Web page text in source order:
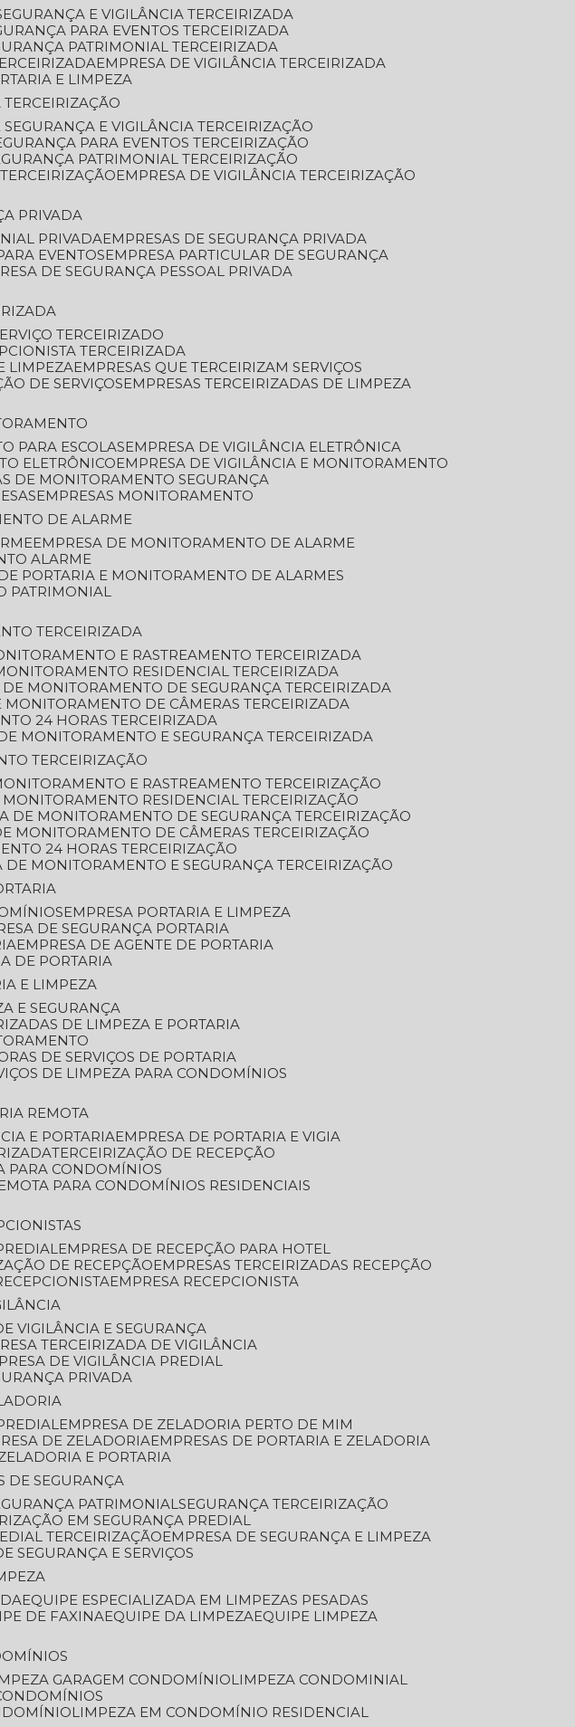
E VIGILÂNCIA TERCEIRIZADA
PARA EVENTOS TERCEIRIZADA
PATRIMONIAL TERCEIRIZADA
EMPRESA DE VIGILÂNCIA TERCEIRIZADA
E LIMPEZA
TERCEIRIZAÇÃO
SEGURANÇA E VIGILÂNCIA TERCEIRIZAÇÃO
PARA EVENTOS TERCEIRIZAÇÃO
PATRIMONIAL TERCEIRIZAÇÃO
EMPRESA DE VIGILÂNCIA TERCEIRIZAÇÃO
PRIVADA
PRIVADA
EMPRESAS DE SEGURANÇA PRIVADA
EVENTOS
EMPRESA PARTICULAR DE SEGURANÇA
DE SEGURANÇA PESSOAL PRIVADA
TERCEIRIZADO
TERCEIRIZADA
LIMPEZA
EMPRESAS QUE TERCEIRIZAM SERVIÇOS
DE SERVIÇOS
EMPRESAS TERCEIRIZADAS DE LIMPEZA
PARA ESCOLAS
EMPRESA DE VIGILÂNCIA ELETRÔNICA
ELETRÔNICO
EMPRESA DE VIGILÂNCIA E MONITORAMENTO
DE MONITORAMENTO SEGURANÇA
EMPRESAS MONITORAMENTO
DE ALARME
EMPRESA DE MONITORAMENTO DE ALARME
ALARME
DE PORTARIA E MONITORAMENTO DE ALARMES
PATRIMONIAL
TERCEIRIZADA
E RASTREAMENTO TERCEIRIZADA
RESIDENCIAL TERCEIRIZADA
DE MONITORAMENTO DE SEGURANÇA TERCEIRIZADA
MONITORAMENTO DE CÂMERAS TERCEIRIZADA
24 HORAS TERCEIRIZADA
DE MONITORAMENTO E SEGURANÇA TERCEIRIZADA
TERCEIRIZAÇÃO
E RASTREAMENTO TERCEIRIZAÇÃO
MONITORAMENTO RESIDENCIAL TERCEIRIZAÇÃO
DE MONITORAMENTO DE SEGURANÇA TERCEIRIZAÇÃO
MONITORAMENTO DE CÂMERAS TERCEIRIZAÇÃO
24 HORAS TERCEIRIZAÇÃO
DE MONITORAMENTO E SEGURANÇA TERCEIRIZAÇÃO
EMPRESA PORTARIA E LIMPEZA
DE SEGURANÇA PORTARIA
EMPRESA DE AGENTE DE PORTARIA
DE PORTARIA
E LIMPEZA
E SEGURANÇA
DE LIMPEZA E PORTARIA
DE SERVIÇOS DE PORTARIA
DE LIMPEZA PARA CONDOMÍNIOS
REMOTA
E PORTARIA
EMPRESA DE PORTARIA E VIGIA
TERCEIRIZAÇÃO DE RECEPÇÃO
PARA CONDOMÍNIOS
PARA CONDOMÍNIOS RESIDENCIAIS
EMPRESA DE RECEPÇÃO PARA HOTEL
DE RECEPÇÃO
EMPRESAS TERCEIRIZADAS RECEPÇÃO
EMPRESA RECEPCIONISTA
VIGILÂNCIA E SEGURANÇA
TERCEIRIZADA DE VIGILÂNCIA
DE VIGILÂNCIA PREDIAL
PRIVADA
EMPRESA DE ZELADORIA PERTO DE MIM
DE ZELADORIA
EMPRESAS DE PORTARIA E ZELADORIA
ZELADORIA E PORTARIA
DE SEGURANÇA
PATRIMONIAL SEGURANÇA TERCEIRIZAÇÃO
EM SEGURANÇA PREDIAL
TERCEIRIZAÇÃO
EMPRESA DE SEGURANÇA E LIMPEZA
SEGURANÇA E SERVIÇOS
EQUIPE ESPECIALIZADA EM LIMPEZAS PESADAS
DE FAXINA EQUIPE DA LIMPEZA EQUIPE LIMPEZA
GARAGEM CONDOMÍNIO
LIMPEZA CONDOMINIAL
LIMPEZA EM CONDOMÍNIO RESIDENCIAL